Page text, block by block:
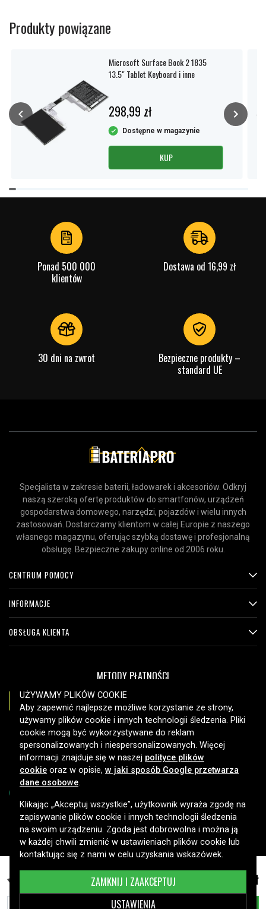
Produkty powiązane
Microsoft Surface Book 2 1835
13.5" Tablet Keyboard i inne
298,99 zł
Dostępne w magazynie
KUP
Item
1
Microsoft Surface 3 10.8" i inne 157,99 zł
Ponad 500 000
klientów
Dostawa od 16,99 zł
30 dni na zwrot
Bezpieczne produkty –
standard UE
Specjalista w zakresie baterii, ładowarek i akcesoriów. Odkryj
naszą szeroką ofertę produktów do smartfonów, urządzeń
gospodarstwa domowego, narzędzi, pojazdów i wielu innych
zastosowań. Dostarczamy klientom w całej Europie z naszego
własnego magazynu, oferując szybką dostawę i profesjonalną
obsługę. Bezpieczne zakupy online od 2006 roku.
CENTRUM POMOCY
INFORMACJE
OBSŁUGA KLIENTA
METODY PŁATNOŚCI
OPCJE DOSTAWY
Copyright © 2026, Spares Nordic AB
UŻYWAMY PLIKÓW COOKIE
Aby zapewnić najlepsze możliwe korzystanie ze strony,
używamy plików cookie i innych technologii śledzenia. Pliki
cookie mogą być wykorzystywane do reklam
spersonalizowanych i niespersonalizowanych. Więcej
informacji znajduje się w naszej polityce plików
cookie oraz w opisie, w jaki sposób Google przetwarza
dane osobowe.
Klikając „Akceptuj wszystkie”, użytkownik wyraża zgodę na
zapisywanie plików cookie i innych technologii śledzenia
na swoim urządzeniu. Zgoda jest dobrowolna i można ją
w każdej chwili zmienić w ustawieniach plików cookie lub
kontaktując się z nami w celu uzyskania wskazówek.
USTAWIENIA
ZAMKNIJ I ZAAKCEPTUJ